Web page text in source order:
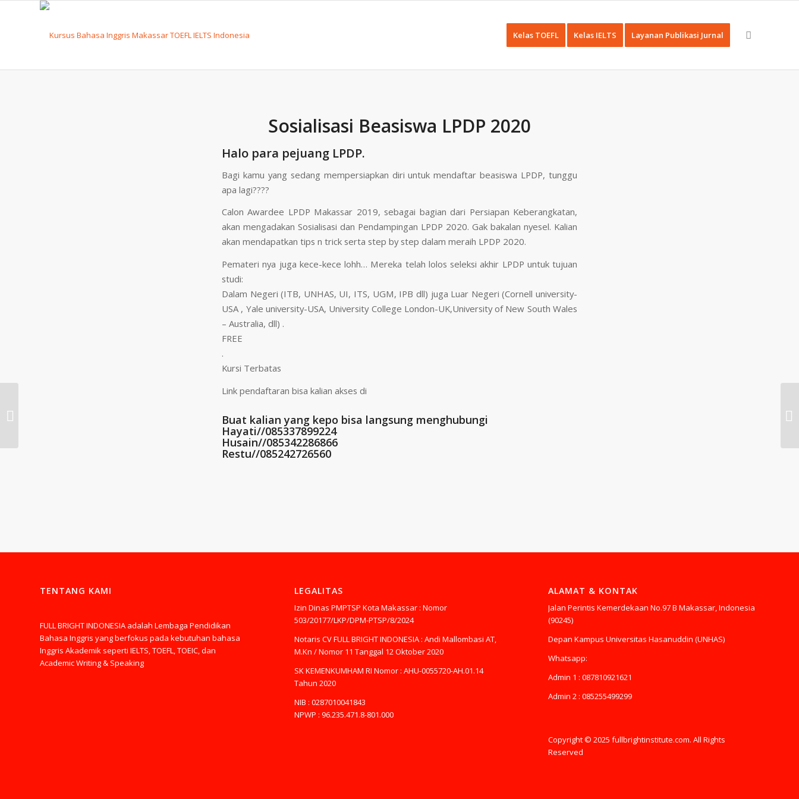
Kelas TOEFL Kelas IELTS Layanan Publikasi Jurnal
Sosialisasi Beasiswa LPDP 2020
Halo para pejuang LPDP.
Bagi kamu yang sedang mempersiapkan diri untuk mendaftar beasiswa LPDP, tunggu
apa lagi????
Calon Awardee LPDP Makassar 2019, sebagai bagian dari Persiapan Keberangkatan,
akan mengadakan Sosialisasi dan Pendampingan LPDP 2020. Gak bakalan nyesel. Kalian
akan mendapatkan tips n trick serta step by step dalam meraih LPDP 2020.
Pemateri nya juga kece-kece lohh… Mereka telah lolos seleksi akhir LPDP untuk tujuan
studi:
Dalam Negeri (ITB, UNHAS, UI, ITS, UGM, IPB dll) juga Luar Negeri (Cornell university-
USA , Yale university-USA, University College London-UK,University of New South Wales
– Australia, dll) .
FREE
.
Kursi Terbatas
Link pendaftaran bisa kalian akses di
Buat kalian yang kepo bisa langsung menghubungi
Hayati//085337899224
Husain//085342286866
Restu//085242726560
TENTANG KAMI
FULL BRIGHT INDONESIA adalah Lembaga Pendidikan
Bahasa Inggris yang berfokus pada kebutuhan bahasa
Inggris Akademik seperti IELTS, TOEFL, TOEIC, dan
Academic Writing & Speaking
LEGALITAS
Izin Dinas PMPTSP Kota Makassar : Nomor
503/20177/LKP/DPM-PTSP/8/2024
Notaris CV FULL BRIGHT INDONESIA : Andi Mallombasi AT,
M.Kn / Nomor 11 Tanggal 12 Oktober 2020
SK KEMENKUMHAM RI Nomor : AHU-0055720-AH.01.14
Tahun 2020
NIB : 0287010041843
NPWP : 96.235.471.8-801.000
ALAMAT & KONTAK
Jalan Perintis Kemerdekaan No.97 B Makassar, Indonesia
(90245)
Depan Kampus Universitas Hasanuddin (UNHAS)
Whatsapp:
Admin 1 : 087810921621
Admin 2 : 085255499299
Copyright © 2025 fullbrightinstitute.com. All Rights
Reserved